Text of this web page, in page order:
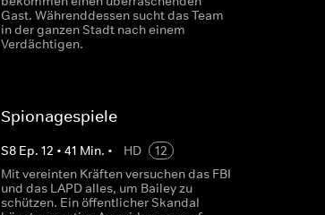
Gast. Währenddessen sucht das Team
in der ganzen Stadt nach einem
Verdächtigen.
Spionagespiele
S8 Ep. 12 • 41 Min. • HD
12
Mit vereinten Kräften versuchen das FBI
und das LAPD alles, um Bailey zu
schützen. Ein öffentlicher Skandal